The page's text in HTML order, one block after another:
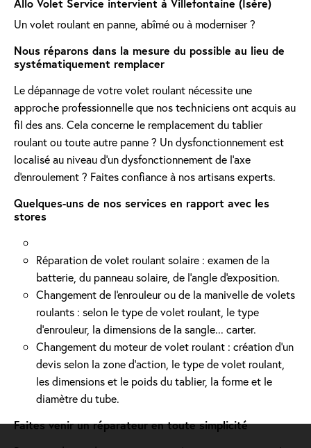
Allo Volet Service intervient à Villefontaine (Isère)
Un volet roulant en panne, abîmé ou à moderniser ?
Nous réparons dans la mesure du possible au lieu de
systématiquement remplacer
Le dépannage de votre volet roulant nécessite une
approche professionnelle que nos techniciens ont acquis au
fil des ans. Cela concerne le remplacement du tablier
roulant ou toute autre panne ? Un dysfonctionnement est
localisé au niveau d'un dysfonctionnement de l'axe
d'enroulement ? Faites confiance à nos artisans experts.
Quelques-uns de nos services en rapport avec les
stores
Réparation de volet roulant solaire : examen de la
batterie, du panneau solaire, de l'angle d'exposition.
Changement de l'enrouleur ou de la manivelle de volets
roulants : selon le type de volet roulant, le type
d’enrouleur, la dimensions de la sangle... carter.
Changement du moteur de volet roulant : création d'un
devis selon la zone d’action, le type de volet roulant,
les dimensions et le poids du tablier, la forme et le
diamètre du tube.
Faites venir un réparateur en toute simplicité